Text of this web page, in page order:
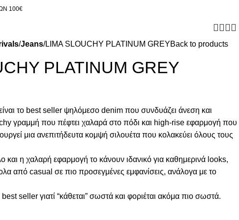
100€
Jeans LIMA SLOUCHY PLATINUM GREYBack to products
PLATINUM GREY
το best seller ψηλόμεσο denim που συνδυάζει άνεση και
γραμμή που πέφτει χαλαρά στο πόδι και high-rise εφαρμογή που
μια ανεπιτήδευτα κομψή σιλουέτα που κολακεύει όλους τους
και η χαλαρή εφαρμογή το κάνουν ιδανικό για καθημερινά looks,
από casual σε πιο προσεγμένες εμφανίσεις, ανάλογα με το
seller γιατί “κάθεται” σωστά και φοριέται ακόμα πιο σωστά.